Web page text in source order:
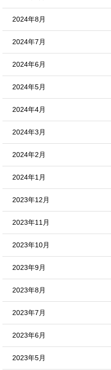
2024年8月
2024年7月
2024年6月
2024年5月
2024年4月
2024年3月
2024年2月
2024年1月
2023年12月
2023年11月
2023年10月
2023年9月
2023年8月
2023年7月
2023年6月
2023年5月